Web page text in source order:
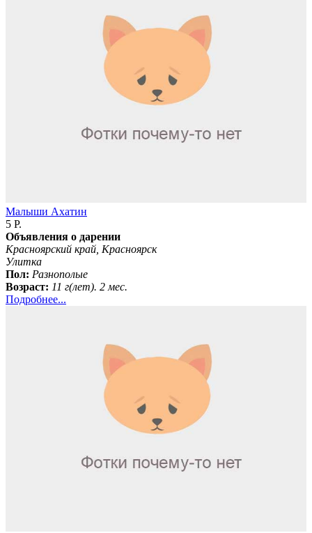
Малыши Ахатин
5 Р.
Объявления о дарении
Красноярский край, Красноярск
Улитка
Пол: Разнополые
Возраст: 11 г(лет). 2 мес.
Подробнее...